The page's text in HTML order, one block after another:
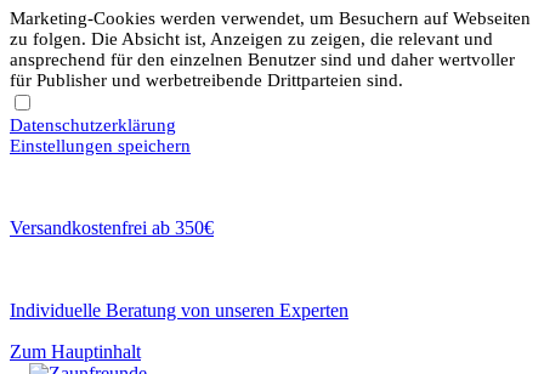
Marketing-Cookies werden verwendet, um Besuchern auf Webseiten
zu folgen. Die Absicht ist, Anzeigen zu zeigen, die relevant und
ansprechend für den einzelnen Benutzer sind und daher wertvoller
für Publisher und werbetreibende Drittparteien sind.
Datenschutzerklärung
Einstellungen speichern
Versandkostenfrei ab 350€
Individuelle Beratung von unseren Experten
Zum Hauptinhalt